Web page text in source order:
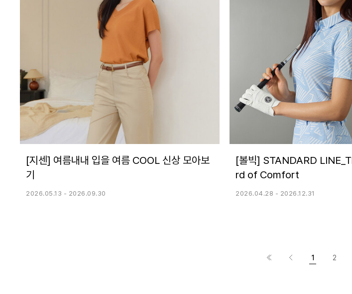
[지센] 여름내내 입을 여름 COOL 신상 모아보
기
2026.05.13 - 2026.09.30
[볼빅] STANDARD
rd of Comfort
2026.04.28 - 2026.12.31
1 2